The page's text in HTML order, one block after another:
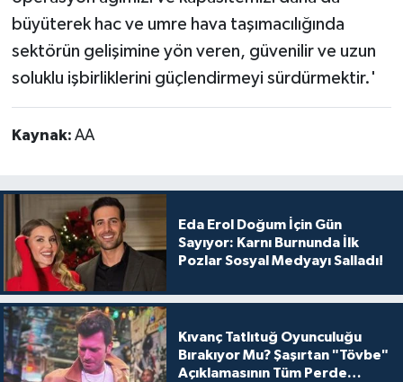
büyüterek hac ve umre hava taşımacılığında
sektörün gelişimine yön veren, güvenilir ve uzun
soluklu işbirliklerini güçlendirmeyi sürdürmektir.'
Kaynak: AA
Eda Erol Doğum İçin Gün
Sayıyor: Karnı Burnunda İlk
Pozlar Sosyal Medyayı Salladı!
Kıvanç Tatlıtuğ Oyunculuğu
Bırakıyor Mu? Şaşırtan "Tövbe"
Açıklamasının Tüm Perde